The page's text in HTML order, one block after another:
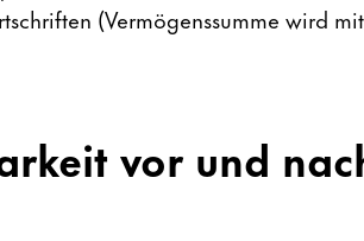
(Vermögenssumme wird
vor und